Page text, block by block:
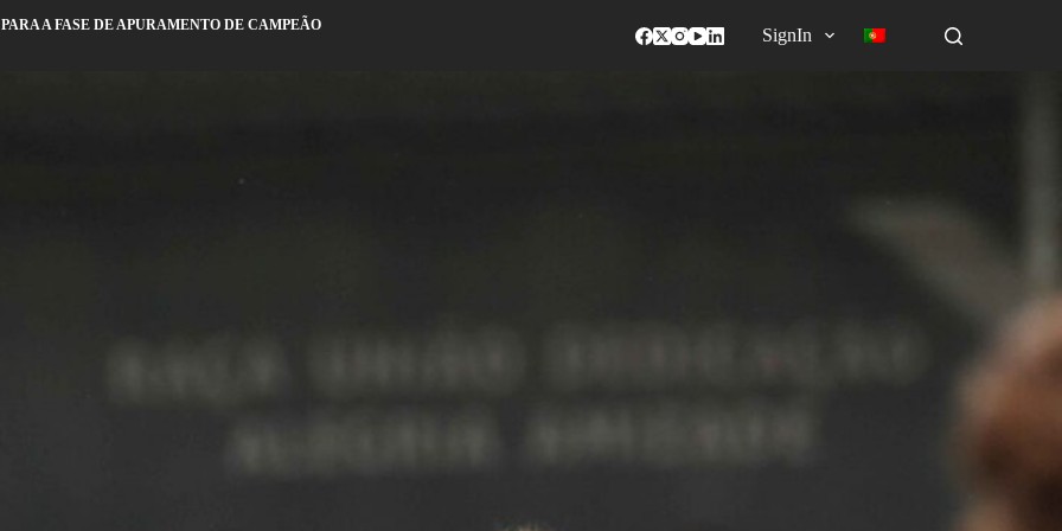
A FASE DE APURAMENTO DE CAMPEÃO
SignIn